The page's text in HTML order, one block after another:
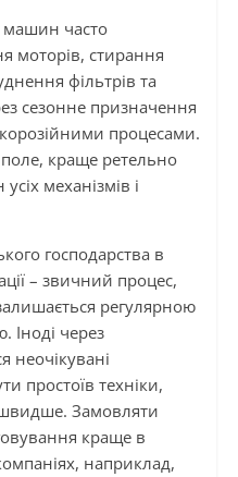
машин часто
моторів, стирання
фільтрів та
сезонне призначення
процесами.
краще ретельно
механізмів і
господарства в
– звичний процес,
регулярною
через
неочікувані
простоїв техніки,
Замовляти
краще в
наприклад,